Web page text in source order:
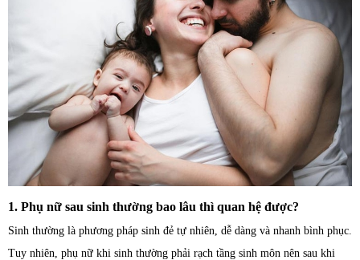
1. Phụ nữ sau sinh thường bao lâu thì quan hệ được?
Sinh thường là phương pháp sinh đẻ tự nhiên, dễ dàng và nhanh bình phục.
Tuy nhiên, phụ nữ khi sinh thường phải rạch tầng sinh môn nên sau khi